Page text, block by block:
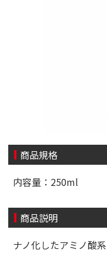
商品規格
内容量：250ml
商品説明
ナノ化したアミノ酸系